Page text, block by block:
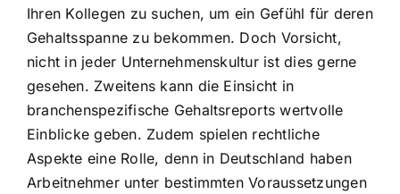
Ihren Kollegen zu suchen, um ein Gefühl für deren
Gehaltsspanne zu bekommen. Doch Vorsicht,
nicht in jeder Unternehmenskultur ist dies gerne
gesehen. Zweitens kann die Einsicht in
branchenspezifische Gehaltsreports wertvolle
Einblicke geben. Zudem spielen rechtliche
Aspekte eine Rolle, denn in Deutschland haben
Arbeitnehmer unter bestimmten Voraussetzungen